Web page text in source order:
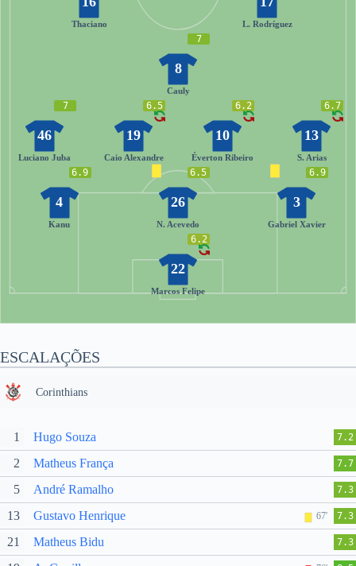
6.2
22
Marcos Felipe
6.9
4
Kanu
6.5
26
N. Acevedo
6.9
3
Gabriel Xavier
7
46
Luciano Juba
6.5
19
Caio Alexandre
6.2
10
Éverton Ribeiro
6.7
13
S. Arias
7
8
Cauly
Thaciano L. Rodríguez
ESCALAÇÕES
Corinthians
1 Hugo Souza 7.2
2 Matheus França 7.7
5 André Ramalho 7.3
13 Gustavo Henrique 67' 7.3
21 Matheus Bidu 7.3